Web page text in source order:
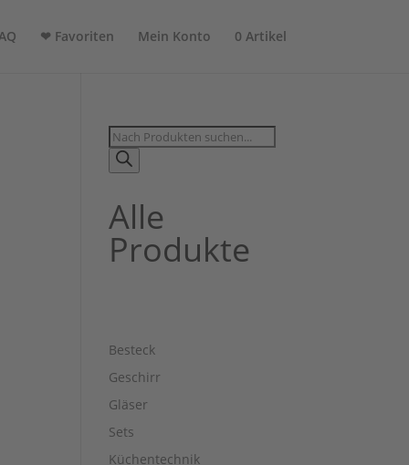
❤ Favoriten Mein Konto 0 Artikel
Products
search
Alle
Produkte
Besteck
Geschirr
Gläser
Sets
Küchentechnik